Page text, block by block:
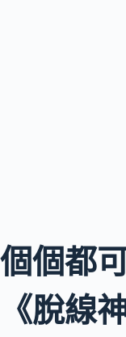
個個都
《脫線